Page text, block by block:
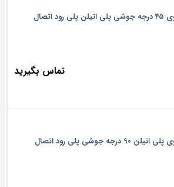
رود اتصال
تماس بگیرید
۹۰ درجه جوشی پلی رود اتصال